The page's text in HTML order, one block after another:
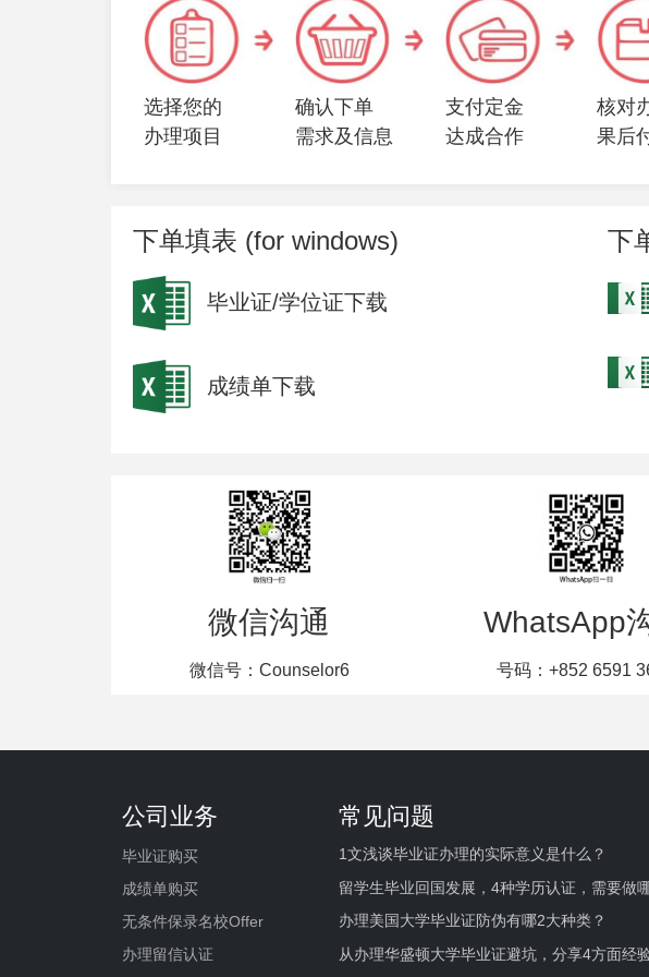
选择您的
办理项目
确认下单
需求及信息
支付定金
达成合作
核对
果后
下单填表 (for windows)
毕业证/学位证下载
成绩单下载
下
微信沟通
微信号：Counselor6
WhatsApp
号码：+852 6591
公司业务
毕业证购买
成绩单购买
无条件保录名校Offer
办理留信认证
常见问题
1文浅谈毕业证办理的实际意义是什么？
留学生毕业回国发展，4种学历认证，需要做
办理美国大学毕业证防伪有哪2大种类？
从办理华盛顿大学毕业证避坑，分享4方面经验